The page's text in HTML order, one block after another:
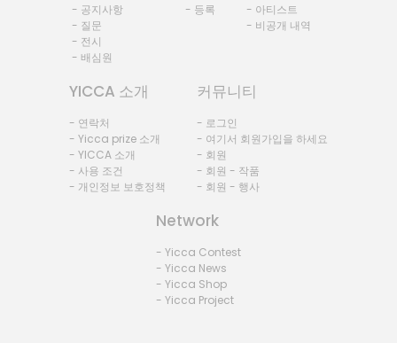
- 공지사항
- 질문
- 전시
- 배심원
- 등록
- 아티스트
- 비공개 내역
YICCA 소개
- 연락처
- Yicca prize 소개
- YICCA 소개
- 사용 조건
- 개인정보 보호정책
커뮤니티
- 로그인
- 여기서 회원가입을 하세요
- 회원
- 회원 - 작품
- 회원 - 행사
Network
- Yicca Contest
- Yicca News
- Yicca Shop
- Yicca Project